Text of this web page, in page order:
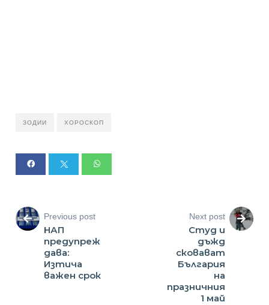
ЗОДИИ ХОРОСКОП
Previous post
НАП
предупреж
дава:
Изтича
важен срок
Next post
Студ и
дъжд
сковават
България
на
празничния
1 май